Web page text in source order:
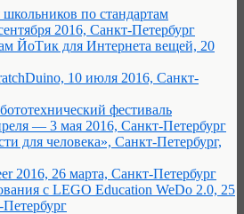
по стандартам
2016, Санкт-Петербург
ЙоТик для Интернета вещей, 20
10 июля 2016, Санкт-
фестиваль
— 3 мая 2016, Санкт-Петербург
для человека», Санкт-Петербург,
2016, 26 марта, Санкт-Петербург
с LEGO Education WeDo 2.0, 25